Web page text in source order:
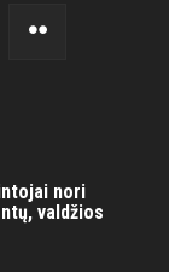
nori
valdžios